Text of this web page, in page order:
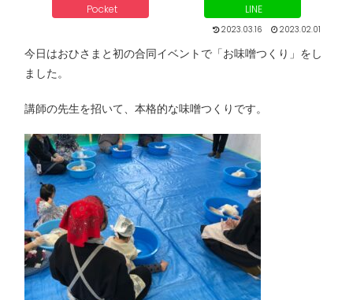
Pocket LINE
2023.03.16 2023.02.01
今日はおひさまと初の合同イベントで「お味噌つくり」をし
ました。
講師の先生を招いて、本格的な味噌つくりです。